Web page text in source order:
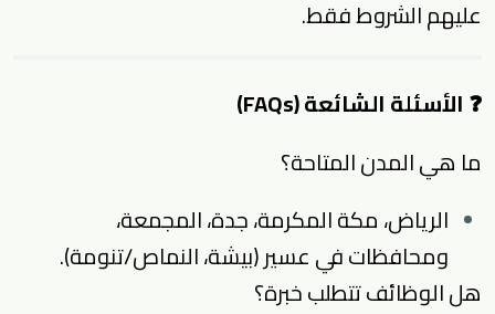
عليهم الشروط فقط.
❓ الأسئلة الشائعة (FAQs)
ما هي المدن المتاحة؟
الرياض، مكة المكرمة، جدة، المجمعة،
ومحافظات في عسير (بيشة، النماص/تنومة).
هل الوظائف تتطلب خبرة؟